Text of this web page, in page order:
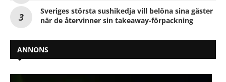
Sveriges största sushikedja vill belöna sina gäster
när de återvinner sin takeaway-förpackning
ANNONS